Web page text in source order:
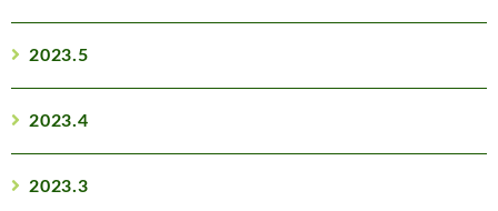
2023.5
2023.4
2023.3